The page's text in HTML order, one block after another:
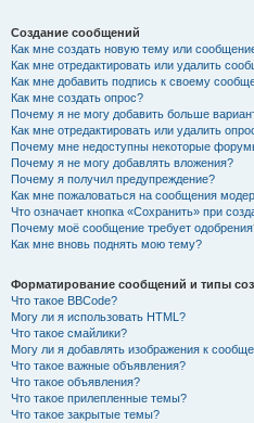
Создание сообщений
Как мне создать новую тему или
Как мне отредактировать или удалить
Как мне добавить подпись к своему
Как мне создать опрос?
Почему я не могу добавить больше
Как мне отредактировать или удалить
Почему мне недоступны некоторые
Почему я не могу добавлять вложения?
Почему я получил предупреждение?
Как мне пожаловаться на сообщения
Что означает кнопка «Сохранить» при
Почему моё сообщение требует
Как мне вновь поднять мою тему?
Форматирование сообщений и типы
Что такое BBCode?
Могу ли я использовать HTML?
Что такое смайлики?
Могу ли я добавлять изображения к
Что такое важные объявления?
Что такое объявления?
Что такое прилепленные темы?
Что такое закрытые темы?